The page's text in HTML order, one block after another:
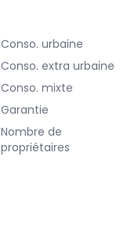
Conso. urbaine
Conso. extra urbaine
Conso. mixte
Garantie
Nombre de
propriétaires